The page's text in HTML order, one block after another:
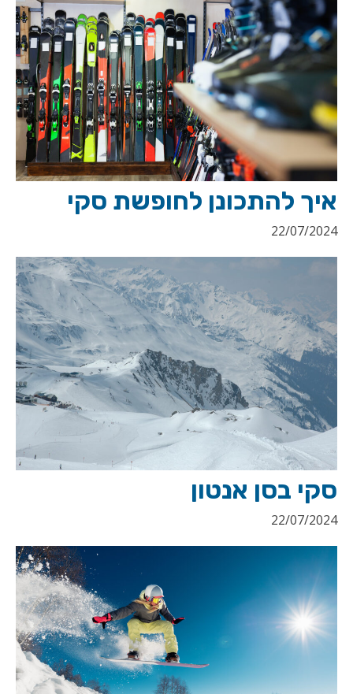
איך להתכונן לחופשת סקי
22/07/2024
סקי בסן אנטון
22/07/2024